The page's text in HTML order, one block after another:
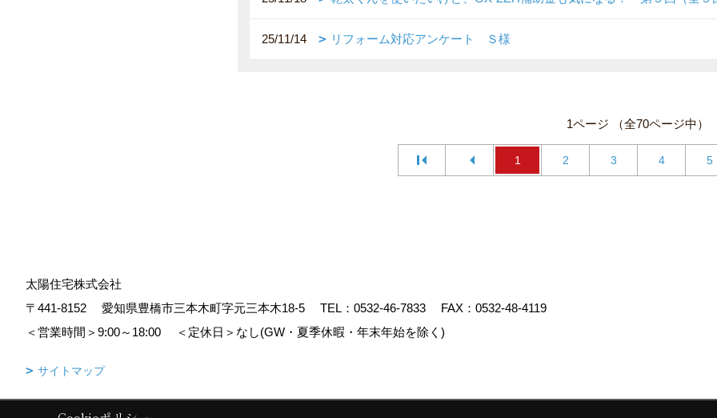
25/11/14 リフォーム対応アンケート Ｓ様
1ページ （全70ページ中）
1 2 3 4 5
太陽住宅株式会社
〒441-8152
愛知県豊橋市三本木町字元三本木18-5 TEL： 0532-46-7833
FAX：0532-48-4119
＜営業時間＞9:00～18:00
＜定休日＞なし(GW・夏季休暇・年末年始を除く)
サイトマップ